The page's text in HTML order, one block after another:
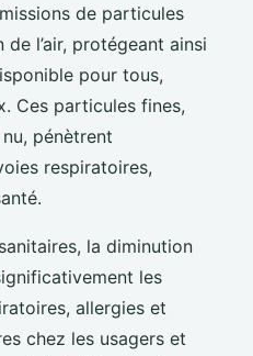
de particules
l’air, protégeant ainsi
pour tous,
Ces particules fines,
pénètrent
respiratoires,
la diminution
les
allergies et
chez les usagers et